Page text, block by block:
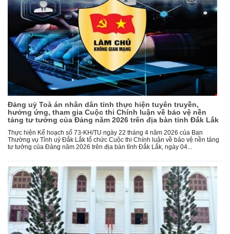
Đảng uỷ Toà án nhân dân tỉnh thực hiện tuyên truyền,
hưởng ứng, tham gia Cuộc thi Chính luận về bảo vệ nền
tảng tư tưởng của Đảng năm 2026 trên địa bàn tỉnh Đắk Lắk
Thực hiện Kế hoạch số 73-KH/TU ngày 22 tháng 4 năm 2026 của Ban
Thường vụ Tỉnh uỷ Đắk Lắk tổ chức Cuộc thi Chính luận về bảo vệ nền tảng
tư tưởng của Đảng năm 2026 trên địa bàn tỉnh Đắk Lắk, ngày 04...